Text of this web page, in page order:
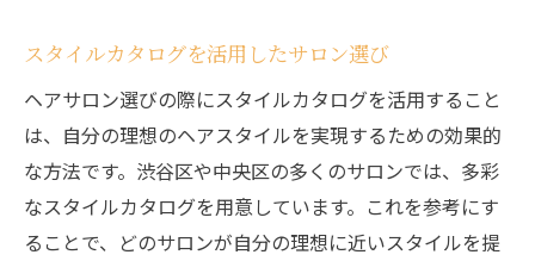
スタイルカタログを活用したサロン選び
ヘアサロン選びの際にスタイルカタログを活用すること
は、自分の理想のヘアスタイルを実現するための効果的
な方法です。渋谷区や中央区の多くのサロンでは、多彩
なスタイルカタログを用意しています。これを参考にす
ることで、どのサロンが自分の理想に近いスタイルを提